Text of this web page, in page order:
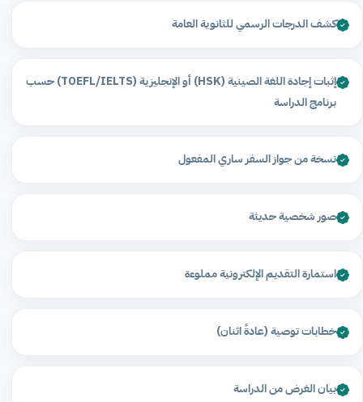
كشف الدرجات الرسمي للثانوية العامة
إثبات إجادة اللغة الصينية (HSK) أو الإنجليزية (TOEFL/IELTS) حسب
برنامج الدراسة
نسخة من جواز السفر ساري المفعول
صور شخصية حديثة
استمارة التقديم الإلكترونية مملوءة
خطابات توصية (عادةً اثنان)
بيان الغرض من الدراسة